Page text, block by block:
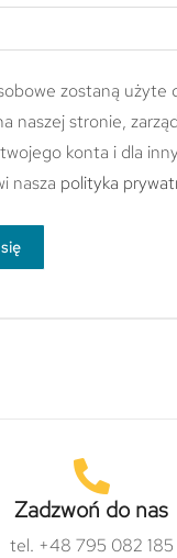
zostaną użyte
naszej stronie,
konta i dla
nasza polityka
Zadzwoń do nas
tel. +48 795 082 185